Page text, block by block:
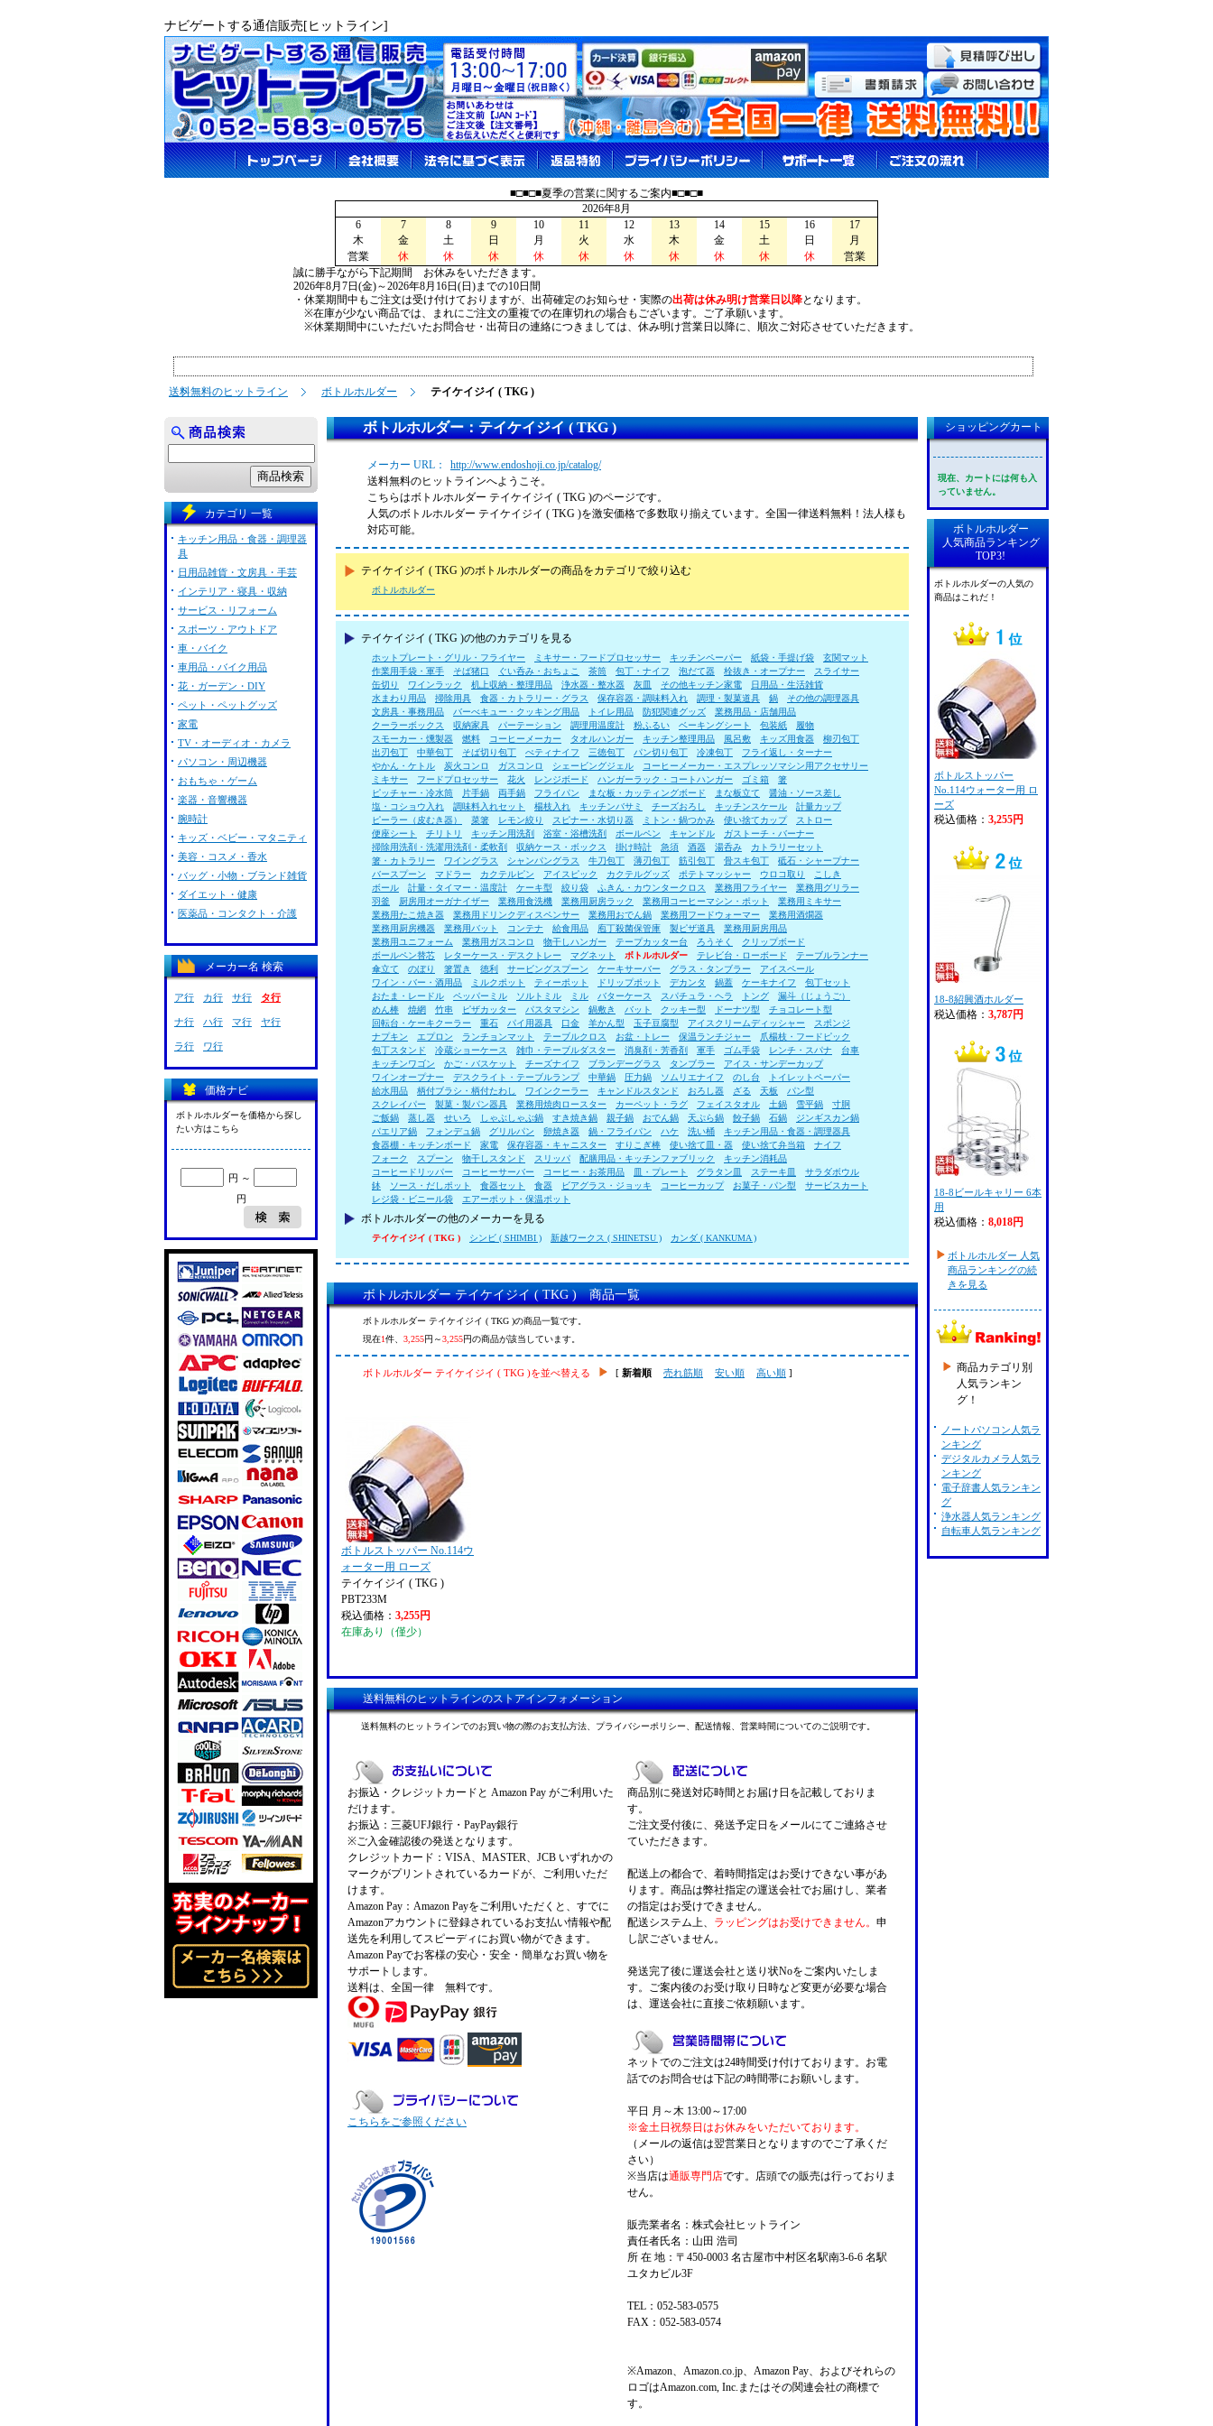
ナビゲートする通信販売[ヒットライン]
■□■□■夏季の営業に関するご案内■□■□■
2026年8月
6
7 8 9 10 11 12 13 14 15 16
17
木
金 土 日 月 火 水 木 金 土 日
月
営業
休 休 休 休 休 休 休 休 休 休
営業
誠に勝手ながら下記期間 お休みをいただきます。
2026年8月7日(金)～2026年8月16日(日)までの10日間
・休業期間中もご注文は受け付けておりますが、出荷確定のお知らせ・実際の出荷は休み明け営業日以降となります。
※在庫が少ない商品では、まれにご注文の重複での在庫切れの場合もございます。ご了承願います。
※休業期間中にいただいたお問合せ・出荷日の連絡につきましては、休み明け営業日以降に、順次ご対応させていただきます。
送料無料のヒットライン ボトルホルダー テイケイジイ ( TKG )
ボトルホルダー：テイケイジイ ( TKG )
メーカー URL：
http://www.endoshoji.co.jp/catalog/
送料無料のヒットラインへようこそ。
こちらはボトルホルダー テイケイジイ ( TKG )のページです。
人気のボトルホルダー テイケイジイ ( TKG )を激安価格で多数取り揃えています。全国一律送料無料！法人様も
対応可能。
テイケイジイ ( TKG )のボトルホルダーの商品をカテゴリで絞り込む
ボトルホルダー
テイケイジイ ( TKG )の他のカテゴリを見る
ホットプレート・グリル・フライヤー ミキサー・フードプロセッサー キッチンペーパー 紙袋・手提げ袋
玄関マット
作業用手袋・軍手
そば猪口 ぐい呑み・おちょこ 茶筒 包丁・ナイフ 泡だて器 栓抜き・オープナー
スライサー
缶切り
ワインラック 机上収納・整理用品 浄水器・整水器 灰皿 その他キッチン家電
日用品・生活雑貨
水まわり用品
掃除用具 食器・カトラリー・グラス 保存容器・調味料入れ 調理・製菓道具 鍋
その他の調理器具
文房具・事務用品
バーべキュー・クッキング用品 トイレ用品 防犯関連グッズ
業務用品・店舗用品
クーラーボックス
収納家具 パーテーション 調理用温度計 粉ふるい ベーキングシート 包装紙
履物
スモーカー・燻製器
燃料 コーヒーメーカー タオルハンガー キッチン整理用品 風呂敷 キッズ用食器
柳刃包丁
出刃包丁
中華包丁 そば切り包丁 ぺティナイフ 三徳包丁 パン切り包丁 冷凍包丁
フライ返し・ターナー
やかん・ケトル
炭火コンロ ガスコンロ シェービングジェル
コーヒーメーカー・エスプレッソマシン用アクセサリー
ミキサー
フードプロセッサー 花火 レンジボード ハンガーラック・コートハンガー ゴミ箱
箸
ピッチャー・冷水筒
片手鍋 両手鍋 フライパン まな板・カッティングボード まな板立て
醤油・ソース差し
塩・コショウ入れ
調味料入れセット 楊枝入れ キッチンバサミ チーズおろし キッチンスケール
計量カップ
ピーラー（皮むき器）
菜箸 レモン絞り スピナー・水切り器 ミトン・鍋つかみ 使い捨てカップ
ストロー
便座シート
チリトリ キッチン用洗剤 浴室・浴槽洗剤 ボールペン キャンドル
ガストーチ・バーナー
掃除用洗剤・洗濯用洗剤・柔軟剤
収納ケース・ボックス 掛け時計 急須 酒器 湯呑み
カトラリーセット
箸・カトラリー
ワイングラス シャンパングラス 牛刀包丁 薄刃包丁 筋引包丁 骨スキ包丁
砥石・シャープナー
バースプーン
マドラー カクテルピン アイスピック カクテルグッズ ポテトマッシャー ウロコ取り
こしき
ボール
計量・タイマー・温度計 ケーキ型 絞り袋 ふきん・カウンタークロス 業務用フライヤー
業務用グリラー
羽釜
厨房用オーガナイザー 業務用食洗機 業務用厨房ラック 業務用コーヒーマシン・ポット
業務用ミキサー
業務用たこ焼き器
業務用ドリンクディスペンサー 業務用おでん鍋 業務用フードウォーマー
業務用酒燗器
業務用厨房機器
業務用バット コンテナ 給食用品 庖丁殺菌保管庫 製ピザ道具
業務用厨房用品
業務用ユニフォーム
業務用ガスコンロ 物干しハンガー テープカッター台 ろうそく
クリップボード
ボールペン替芯
レターケース・デスクトレー マグネット ボトルホルダー テレビ台・ローボード
テーブルランナー
傘立て
のぼり 箸置き 徳利 サービングスプーン ケーキサーバー グラス・タンブラー
アイスペール
ワイン・バー・酒用品
ミルクポット ティーポット ドリップポット デカンタ 鍋蓋 ケーキナイフ
包丁セット
おたま・レードル
ペッパーミル ソルトミル ミル バターケース スパチュラ・ヘラ トング
漏斗（じょうご）
めん棒
焼網 竹串 ピザカッター パスタマシン 鍋敷き バット クッキー型 ドーナツ型
チョコレート型
回転台・ケーキクーラー
重石 パイ用器具 口金 羊かん型 玉子豆腐型 アイスクリームディッシャー
スポンジ
ナプキン
エプロン ランチョンマット テーブルクロス お盆・トレー 保温ランチジャー
爪楊枝・フードピック
包丁スタンド
冷蔵ショーケース 雑巾・テーブルダスター 消臭剤・芳香剤 軍手 ゴム手袋 レンチ・スパナ
台車
キッチンワゴン
かご・バスケット チーズナイフ ブランデーグラス タンブラー
アイス・サンデーカップ
ワインオープナー
デスクライト・テーブルランプ 中華鍋 圧力鍋 ソムリエナイフ のし台
トイレットペーパー
給水用品
柄付ブラシ・柄付たわし ワインクーラー キャンドルスタンド おろし器 ざる 天板
パン型
スクレイパー
製菓・製パン器具 業務用焼肉ロースター カーペット・ラグ フェイスタオル 土鍋 雪平鍋
寸胴
ご飯鍋
蒸し器 せいろ しゃぶしゃぶ鍋 すき焼き鍋 親子鍋 おでん鍋 天ぷら鍋 餃子鍋 石鍋
ジンギスカン鍋
パエリア鍋
フォンデュ鍋 グリルパン 卵焼き器 鍋・フライパン ハケ 洗い桶
キッチン用品・食器・調理器具
食器棚・キッチンボード
家電 保存容器・キャニスター すりこぎ棒 使い捨て皿・器 使い捨て弁当箱
ナイフ
フォーク
スプーン 物干しスタンド スリッパ 配膳用品・キッチンファブリック
キッチン消耗品
コーヒードリッパー
コーヒーサーバー コーヒー・お茶用品 皿・プレート グラタン皿 ステーキ皿
サラダボウル
鉢
ソース・だしポット 食器セット 食器 ビアグラス・ジョッキ コーヒーカップ お菓子・パン型
サービスカート
レジ袋・ビニール袋
エアーポット・保温ポット
ボトルホルダーの他のメーカーを見る
テイケイジイ ( TKG ) シンビ ( SHIMBI ) 新越ワークス ( SHINETSU ) カンダ ( KANKUMA )
ボトルホルダー テイケイジイ ( TKG ) 商品一覧
ボトルホルダー テイケイジイ ( TKG )の商品一覧です。
現在1件、 3,255円～3,255円の商品が該当しています。
ボトルホルダー テイケイジイ ( TKG )を並べ替える [ 新着順 売れ筋順 安い順 高い順 ]
ボトルストッパー No.114ウ
ォーター用 ローズ
テイケイジイ ( TKG )
PBT233M
税込価格： 3,255円
在庫あり（僅少）
送料無料のヒットラインのストアインフォメーション
送料無料のヒットラインでのお買い物の際のお支払方法、プライバシーポリシー、配送情報、営業時間についてのご説明です。
お振込・クレジットカードと Amazon Pay がご利用いた
だけます。
お振込：三菱UFJ銀行・PayPay銀行
※ご入金確認後の発送となります。
クレジットカード：VISA、MASTER、JCB いずれかの
マークがプリントされているカードが、ご利用いただ
けます。
Amazon Pay：Amazon Payをご利用いただくと、すでに
Amazonアカウントに登録されているお支払い情報や配
送先を利用してスピーディにお買い物ができます。
Amazon Payでお客様の安心・安全・簡単なお買い物を
サポートします。
送料は、全国一律 無料です。
こちらをご参照ください
商品別に発送対応時間とお届け日を記載しておりま
す。
ご注文受付後に、発送予定日をメールにてご連絡させ
ていただきます。
配送上の都合で、着時間指定はお受けできない事があ
ります。商品は弊社指定の運送会社でお届けし、業者
の指定はお受けできません。
配送システム上、
ラッピングはお受けできません。 申
し訳ございません。
発送完了後に運送会社と送り状Noをご案内いたしま
す。ご案内後のお受け取り日時など変更が必要な場合
は、運送会社に直接ご依頼願います。
ネットでのご注文は24時間受け付けております。お電
話でのお問合せは下記の時間帯にお願いします。
平日 月～木 13:00～17:00
※金土日祝祭日はお休みをいただいております。
（メールの返信は翌営業日となりますのでご了承くだ
さい）
※当店は通販専門店です。店頭での販売は行っておりま
せん。
販売業者名：株式会社ヒットライン
責任者氏名：山田 浩司
所 在 地：〒450-0003 名古屋市中村区名駅南3-6-6 名駅
ユタカビル3F
TEL：052-583-0575
FAX：052-583-0574
※Amazon、Amazon.co.jp、Amazon Pay、およびそれらの
ロゴはAmazon.com, Inc.またはその関連会社の商標で
す。
カテゴリ 一覧
キッチン用品・食器・調理器
具
日用品雑貨・文房具・手芸
インテリア・寝具・収納
サービス・リフォーム
スポーツ・アウトドア
車・バイク
車用品・バイク用品
花・ガーデン・DIY
ペット・ペットグッズ
家電
TV・オーディオ・カメラ
パソコン・周辺機器
おもちゃ・ゲーム
楽器・音響機器
腕時計
キッズ・ベビー・マタニティ
美容・コスメ・香水
バッグ・小物・ブランド雑貨
ダイエット・健康
医薬品・コンタクト・介護
メーカー名 検索
ア行 カ行 サ行 タ行
ナ行 ハ行 マ行 ヤ行
ラ行 ワ行
価格ナビ
ボトルホルダーを価格から探し
たい方はこちら
円 ～
円
ショッピングカート
現在、カートには何も入
っていません。
ボトルホルダー
人気商品ランキング
TOP3!
ボトルホルダーの人気の
商品はこれだ！
ボトルストッパー
No.114ウォーター用 ロ
ーズ
税込価格： 3,255円
18-8紹興酒ホルダー
税込価格： 3,787円
18-8ビールキャリー 6本
用
税込価格： 8,018円
ボトルホルダー 人気
商品ランキングの続
きを見る
商品カテゴリ別
人気ランキン
グ！
ノートパソコン人気ラ
ンキング
デジタルカメラ人気ラ
ンキング
電子辞書人気ランキン
グ
浄水器人気ランキング
自転車人気ランキング